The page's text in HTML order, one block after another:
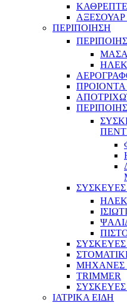
ΑΞΕΣΟΥΑΡ
ΠΕΡΙΠΟΙΗΣΗ
ΜΗΧΑΝΕΣ
TRIMMER
ΙΑΤΡΙΚΑ ΕΙΔΗ